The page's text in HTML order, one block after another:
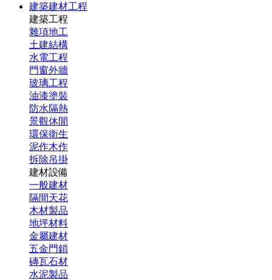
建築建材工程
建築工程
雜項地工
土建結構
水電工程
門窗外牆
玻璃工程
油漆塗裝
防水隔熱
景觀休閒
環保衛生
泥作木作
拆除吊掛
建材設備
一般建材
隔間天花
木材製品
地坪材料
金屬建材
五金門鎖
磚瓦石材
水泥製品